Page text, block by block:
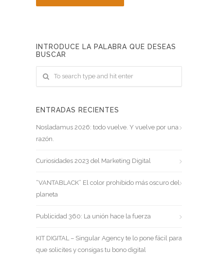
INTRODUCE LA PALABRA QUE DESEAS
BUSCAR
ENTRADAS RECIENTES
Nosladamus 2026: todo vuelve. Y vuelve por una
razón.
Curiosidades 2023 del Marketing Digital
“VANTABLACK” El color prohibido más oscuro del
planeta
Publicidad 360: La unión hace la fuerza
KIT DIGITAL – Singular Agency te lo pone fácil para
que solicites y consigas tu bono digital